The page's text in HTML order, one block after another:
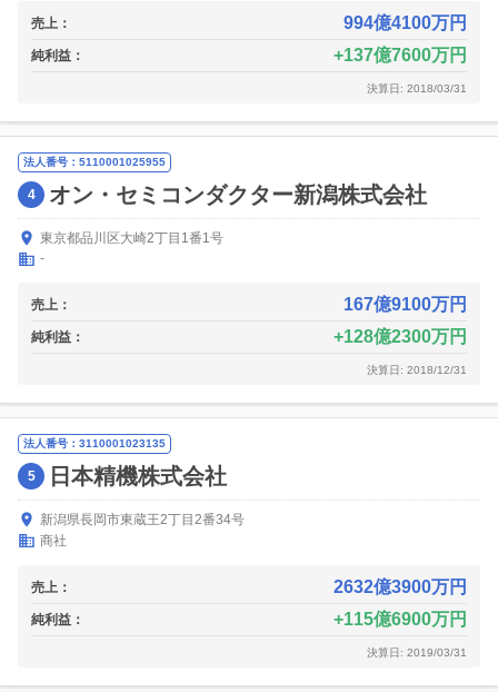
売上： 994億4100万円
純利益： 137億7600万円
決算日: 2018/03/31
法人番号：5110001025955
4 オン・セミコンダクター新潟株式会社
東京都品川区大崎2丁目1番1号
-
売上： 167億9100万円
純利益： 128億2300万円
決算日: 2018/12/31
法人番号：3110001023135
5 日本精機株式会社
新潟県長岡市東蔵王2丁目2番34号
商社
売上： 2632億3900万円
純利益： 115億6900万円
決算日: 2019/03/31